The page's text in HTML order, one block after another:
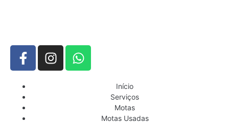
Início
Serviços
Motas
Motas Usadas